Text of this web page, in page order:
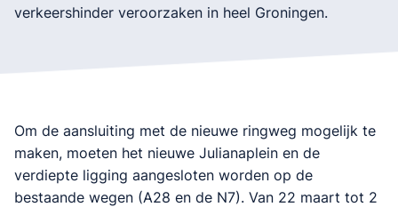
verkeershinder veroorzaken in heel Groningen.
Om de aansluiting met de nieuwe ringweg mogelijk te
maken, moeten het nieuwe Julianaplein en de
verdiepte ligging aangesloten worden op de
bestaande wegen (A28 en de N7). Van 22 maart tot 2